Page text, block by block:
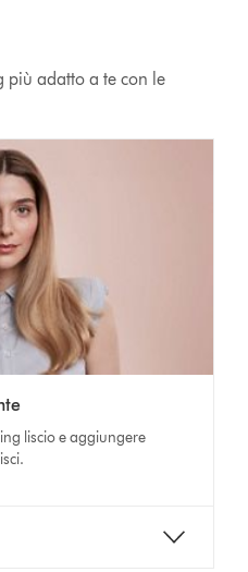
più adatto a te con le
liscio e aggiungere